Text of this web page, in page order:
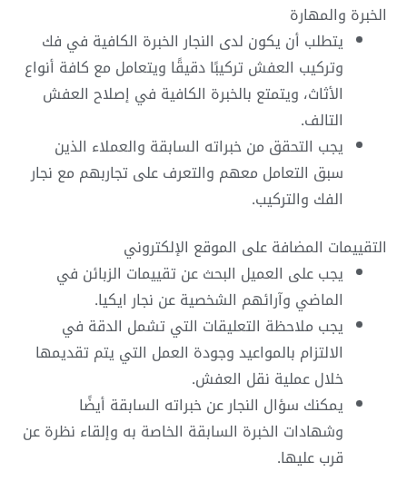
الخبرة والمهارة
يتطلب أن يكون لدى النجار الخبرة الكافية في فك
وتركيب العفش تركيبًا دقيقًا ويتعامل مع كافة أنواع
الأثاث، ويتمتع بالخبرة الكافية في إصلاح العفش
التالف.
يجب التحقق من خبراته السابقة والعملاء الذين
سبق التعامل معهم والتعرف على تجاربهم مع نجار
الفك والتركيب.
التقييمات المضافة على الموقع الإلكتروني
يجب على العميل البحث عن تقييمات الزبائن في
الماضي وآرائهم الشخصية عن نجار ايكيا.
يجب ملاحظة التعليقات التي تشمل الدقة في
الالتزام بالمواعيد وجودة العمل التي يتم تقديمها
خلال عملية نقل العفش.
يمكنك سؤال النجار عن خبراته السابقة أيضًا
وشهادات الخبرة السابقة الخاصة به وإلقاء نظرة عن
قرب عليها.